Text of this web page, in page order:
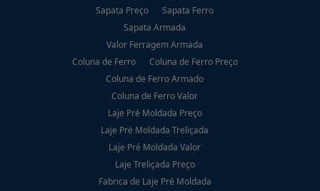
Sapata Preço
Sapata Ferro
Sapata Armada
Valor Ferragem Armada
Coluna de Ferro
Coluna de Ferro Preço
Coluna de Ferro Armado
Coluna de Ferro Valor
Laje Pré Moldada Preço
Laje Pré Moldada Treliçada
Laje Pré Moldada Valor
Laje Treliçada Preço
Fabrica de Laje Pré Moldada